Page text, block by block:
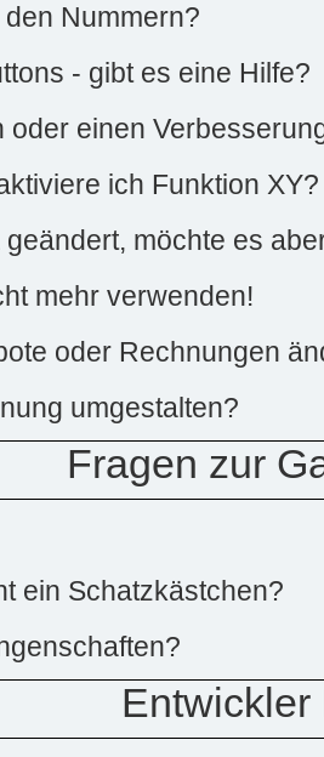
Nummern?
- gibt es eine Hilfe?
einen
ich Funktion XY?
möchte es
mehr verwenden!
oder Rechnungen
umgestalten?
Fragen zur
ein Schatzkästchen?
Entwickler